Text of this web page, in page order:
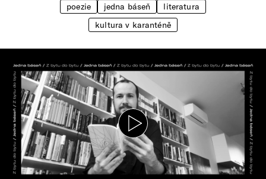
poezie jedna báseň
literatura
kultura v karanténě